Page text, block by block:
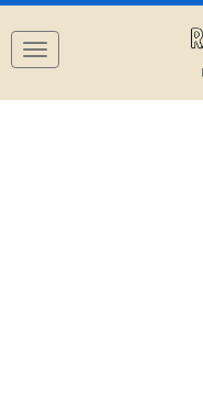
Navigation